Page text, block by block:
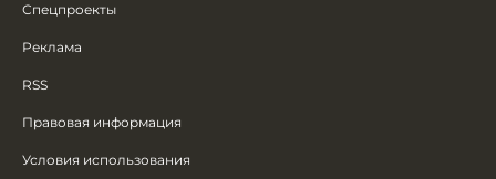
Спецпроекты
Реклама
RSS
Правовая информация
Условия использования